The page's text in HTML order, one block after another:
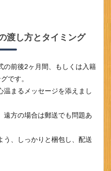
渡し方とタイミング
の前後2ヶ月間、もしくは入籍
です。
温まるメッセージを添えまし
遠方の場合は郵送でも問題あ
う、しっかりと梱包し、配送